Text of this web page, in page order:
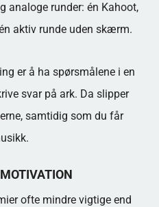
analoge runder: én Kahoot,
aktiv runde uden skærm.
er å ha spørsmålene i en
svar på ark. Da slipper
samtidig som du får
ofte mindre vigtige end